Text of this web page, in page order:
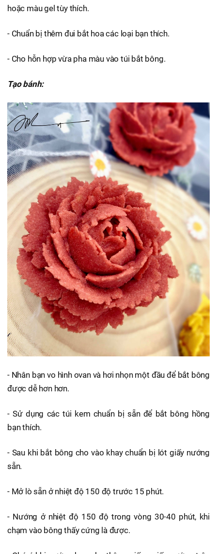
hoặc màu gel tùy thích.
- Chuẩn bị thêm đui bắt hoa các loại bạn thích.
- Cho hỗn hợp vừa pha màu vào túi bắt bông.
Tạo bánh:
- Nhân bạn vo hình ovan và hơi nhọn một đầu để bắt bông
được dễ hơn hơn.
- Sử dụng các túi kem chuẩn bị sẵn để bắt bông hồng
bạn thích.
- Sau khi bắt bông cho vào khay chuẩn bị lót giấy nướng
sẵn.
- Mở lò sẵn ở nhiệt độ 150 độ trước 15 phút.
- Nướng ở nhiệt độ 150 độ trong vòng 30-40 phút, khi
chạm vào bông thấy cứng là được.